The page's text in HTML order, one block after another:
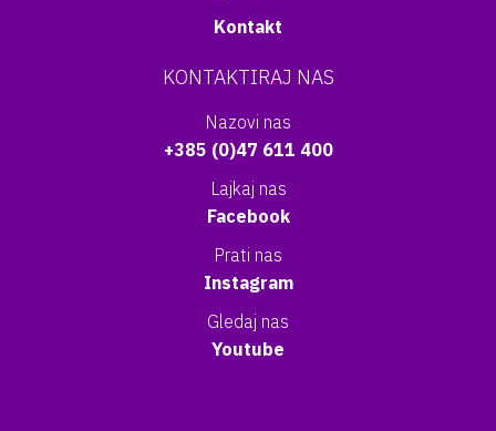
Kontakt
KONTAKTIRAJ NAS
Nazovi nas
+385 (0)47 611 400
Lajkaj nas
Facebook
Prati nas
Instagram
Gledaj nas
Youtube